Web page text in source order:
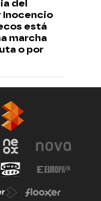
del
Inocencio
está
marcha
o por